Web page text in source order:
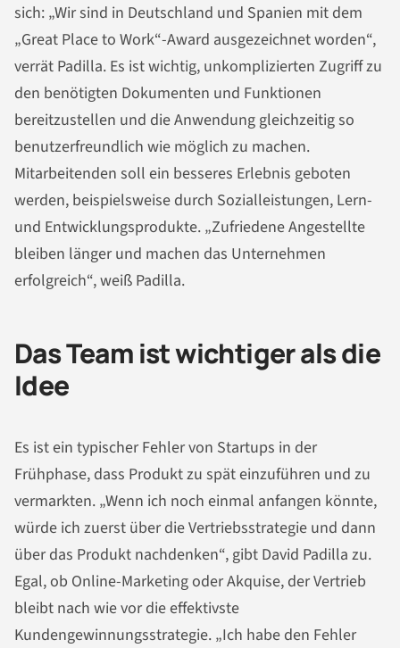
sich: „Wir sind in Deutschland und Spanien mit dem
„Great Place to Work“-Award ausgezeichnet worden“,
verrät Padilla. Es ist wichtig, unkomplizierten Zugriff zu
den benötigten Dokumenten und Funktionen
bereitzustellen und die Anwendung gleichzeitig so
benutzerfreundlich wie möglich zu machen.
Mitarbeitenden soll ein besseres Erlebnis geboten
werden, beispielsweise durch Sozialleistungen, Lern-
und Entwicklungsprodukte. „Zufriedene Angestellte
bleiben länger und machen das Unternehmen
erfolgreich“, weiß Padilla.
Das Team ist wichtiger als die
Idee
Es ist ein typischer Fehler von Startups in der
Frühphase, dass Produkt zu spät einzuführen und zu
vermarkten. „Wenn ich noch einmal anfangen könnte,
würde ich zuerst über die Vertriebsstrategie und dann
über das Produkt nachdenken“, gibt David Padilla zu.
Egal, ob Online-Marketing oder Akquise, der Vertrieb
bleibt nach wie vor die effektivste
Kundengewinnungsstrategie. „Ich habe den Fehler